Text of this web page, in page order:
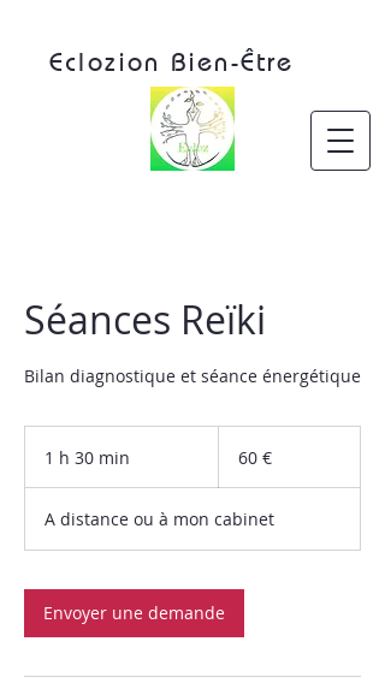
Eclozion Bien-Être
Séances Reïki
Bilan diagnostique et séance énergétique
1 h 30 min
m
i
60 €
A distance ou à mon cabinet
Envoyer une demande